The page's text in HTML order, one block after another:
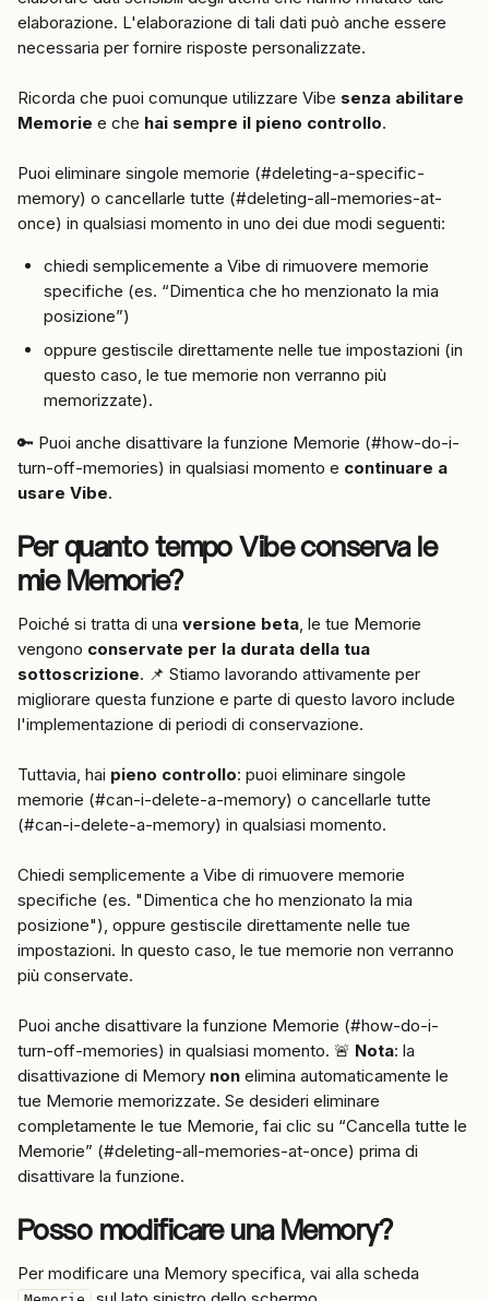
elaborazione. L'elaborazione di tali dati può anche essere
necessaria per fornire risposte personalizzate.
Ricorda che puoi comunque utilizzare Vibe senza abilitare
Memorie e che hai sempre il pieno controllo.
Puoi eliminare singole memorie (#deleting-a-specific-
memory) o cancellarle tutte (#deleting-all-memories-at-
once) in qualsiasi momento in uno dei due modi seguenti:
chiedi semplicemente a Vibe di rimuovere memorie
specifiche (es. “Dimentica che ho menzionato la mia
posizione”)
oppure gestiscile direttamente nelle tue impostazioni (in
questo caso, le tue memorie non verranno più
memorizzate).
🔑 Puoi anche disattivare la funzione Memorie (#how-do-i-
turn-off-memories) in qualsiasi momento e continuare a
usare Vibe.
Per quanto tempo Vibe conserva le
mie Memorie?
Poiché si tratta di una versione beta, le tue Memorie
vengono conservate per la durata della tua
sottoscrizione. 📌 Stiamo lavorando attivamente per
migliorare questa funzione e parte di questo lavoro include
l'implementazione di periodi di conservazione.
Tuttavia, hai pieno controllo: puoi eliminare singole
memorie (#can-i-delete-a-memory) o cancellarle tutte
(#can-i-delete-a-memory) in qualsiasi momento.
Chiedi semplicemente a Vibe di rimuovere memorie
specifiche (es. "Dimentica che ho menzionato la mia
posizione"), oppure gestiscile direttamente nelle tue
impostazioni. In questo caso, le tue memorie non verranno
più conservate.
Puoi anche disattivare la funzione Memorie (#how-do-i-
turn-off-memories) in qualsiasi momento. 🚨 Nota: la
disattivazione di Memory non elimina automaticamente le
tue Memorie memorizzate. Se desideri eliminare
completamente le tue Memorie, fai clic su “Cancella tutte le
Memorie” (#deleting-all-memories-at-once) prima di
disattivare la funzione.
Posso modificare una Memory?
Per modificare una Memory specifica, vai alla scheda